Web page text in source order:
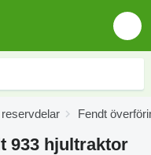
Fendt
933 hjultraktor